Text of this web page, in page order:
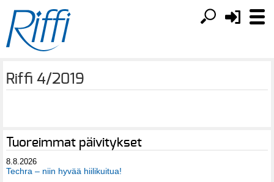
Riffi 4/2019
Tuoreimmat päivitykset
8.8.2026
Techra – niin hyvää hiilikuitua!